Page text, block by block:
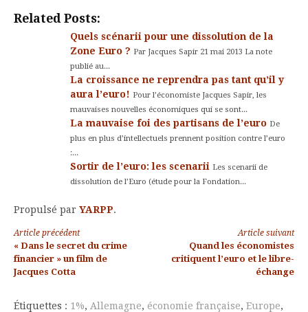
Related Posts:
Quels scénarii pour une dissolution de la
Zone Euro ? Par Jacques Sapir 21 mai 2013 La note
publié au...
La croissance ne reprendra pas tant qu’il y
aura l’euro! Pour l’économiste Jacques Sapir, les
mauvaises nouvelles économiques qui se sont...
La mauvaise foi des partisans de l’euro De
plus en plus d’intellectuels prennent position contre l’euro
:...
Sortir de l’euro: les scenarii Les scenarii de
dissolution de l’Euro (étude pour la Fondation...
Propulsé par YARPP.
Lire
la
Article précédent
« Dans le secret du crime
financier » un film de
Jacques Cotta
Article suivant
Quand les économistes
critiquent l’euro et le libre-
échange
Étiquettes : 1%, Allemagne, économie française, Europe,